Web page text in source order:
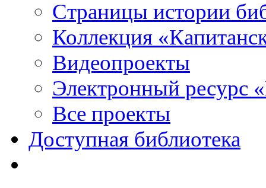
Страницы истории
Коллекция
Видеопроекты
Электронный ресурс
Все проекты
Доступная библиотека